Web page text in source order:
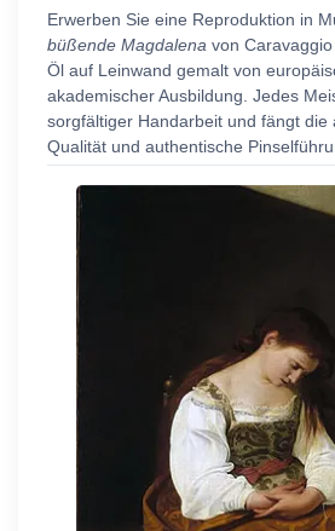
Erwerben Sie eine Reproduktion in
büßende Magdalena von
Öl auf Leinwand gemalt von
akademischer Ausbildung. Jedes
sorgfältiger Handarbeit und fängt die
Qualität und authentische